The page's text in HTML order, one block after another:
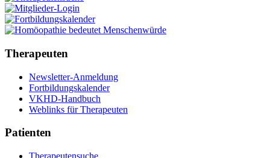
Therapeuten
Newsletter-Anmeldung
Fortbildungskalender
VKHD-Handbuch
Weblinks für Therapeuten
Patienten
Therapeutensuche